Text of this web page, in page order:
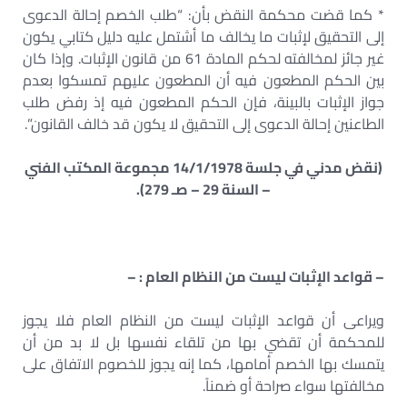
* كما قضت محكمة النقض بأن: “طلب الخصم إحالة الدعوى
إلى التحقيق لإثبات ما يخالف ما أشتمل عليه دليل كتابي يكون
غير جائز لمخالفته لحكم المادة 61 من قانون الإثبات. وإذا كان
بين الحكم المطعون فيه أن المطعون عليهم تمسكوا بعدم
جواز الإثبات بالبينة، فإن الحكم المطعون فيه إذ رفض طلب
الطاعنين إحالة الدعوى إلى التحقيق لا يكون قد خالف القانون”.
(نقض مدني في جلسة 14/1/1978 مجموعة المكتب الفني
– السنة 29 – صـ 279).
– قواعد الإثبات ليست من النظام العام : –
ويراعى أن قواعد الإثبات ليست من النظام العام فلا يجوز
للمحكمة أن تقضي بها من تلقاء نفسها بل لا بد من أن
يتمسك بها الخصم أمامها، كما إنه يجوز للخصوم الاتفاق على
مخالفتها سواء صراحة أو ضمناً.